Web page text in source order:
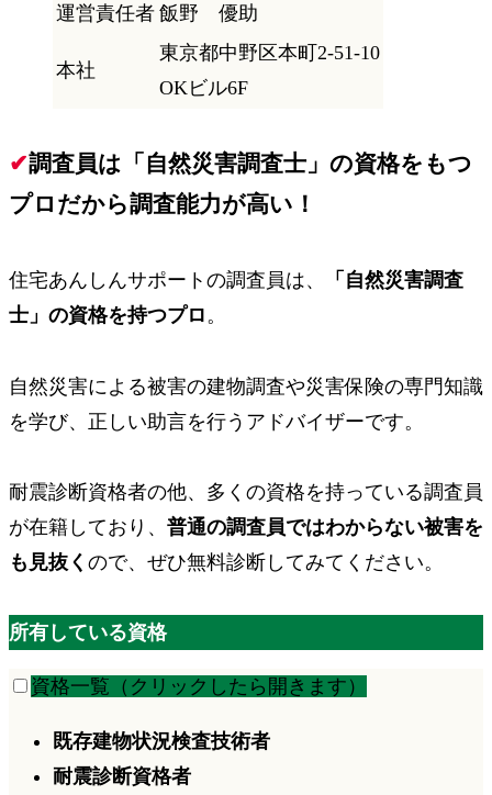
運営責任者 飯野 優助
本社
東京都中野区本町2-51-10
OKビル6F
✔調査員は「自然災害調査士」の資格をもつ
プロだから調査能力が高い！
住宅あんしんサポートの調査員は、
「自然災害調査
士」 の資格を持つプロ。
自然災害による被害の建物調査や災害保険の専門知識
を学び、正しい助言を行うアドバイザーです。
耐震診断資格者の他、多くの資格を持っている調査員
が在籍しており、 普通の調査員ではわからない被害を
も見抜く ので、ぜひ無料診断してみてください。
所有している資格
資格一覧（クリックしたら開きます）
既存建物状況検査技術者
耐震診断資格者